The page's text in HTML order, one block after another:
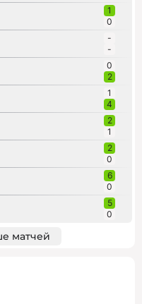
1
0
-
-
0
2
1
4
2
1
2
0
6
0
5
0
матчей